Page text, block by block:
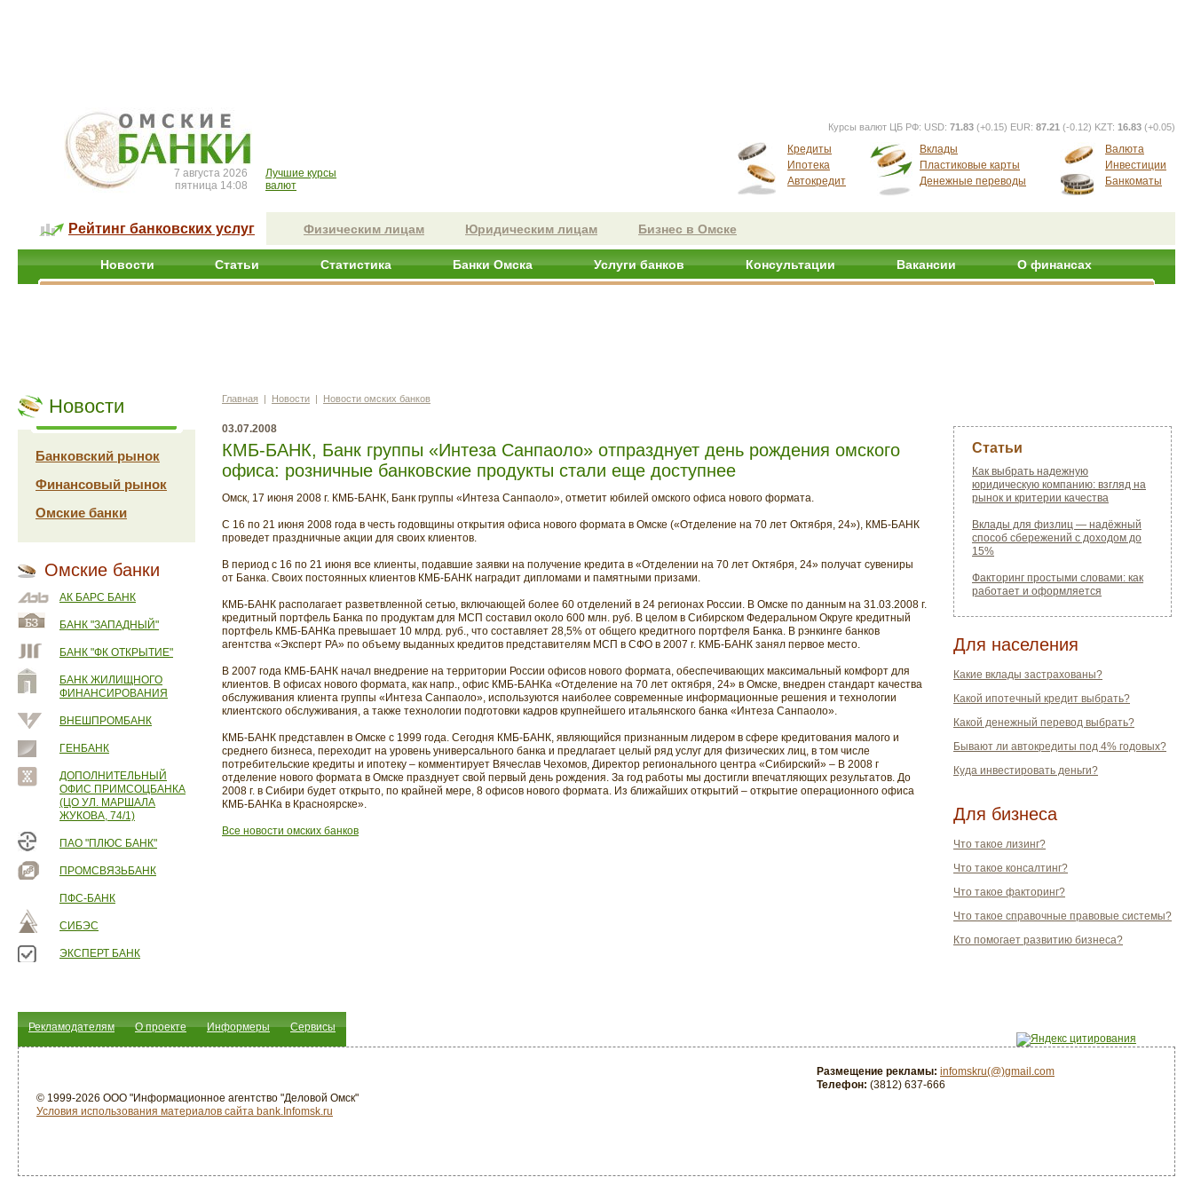
7 августа 2026
пятница 14:08
Лучшие курсы
валют
Курсы валют ЦБ РФ: USD: 71.83 (+0.15) EUR: 87.21 (-0.12) KZT: 16.83 (+0.05)
Кредиты
Ипотека
Автокредит
Вклады
Пластиковые карты
Денежные переводы
Валюта
Инвестиции
Банкоматы
Рейтинг банковских услуг Физическим лицам Юридическим лицам Бизнес в Омске
Новости Статьи Статистика Банки Омска Услуги банков Консультации Вакансии О финансах
Новости
Банковский рынок
Финансовый рынок
Омские банки
Омские банки
АК БАРС БАНК
БАНК "ЗАПАДНЫЙ"
БАНК "ФК ОТКРЫТИЕ"
БАНК ЖИЛИЩНОГО
ФИНАНСИРОВАНИЯ
ВНЕШПРОМБАНК
ГЕНБАНК
ДОПОЛНИТЕЛЬНЫЙ
ОФИС ПРИМСОЦБАНКА
(ЦО УЛ. МАРШАЛА
ЖУКОВА, 74/1)
ПАО "ПЛЮС БАНК"
ПРОМСВЯЗЬБАНК
ПФС-БАНК
СИБЭС
ЭКСПЕРТ БАНК
Главная | Новости | Новости омских банков
03.07.2008
КМБ-БАНК, Банк группы «Интеза Санпаоло» отпразднует день рождения омского
офиса: розничные банковские продукты стали еще доступнее
Омск, 17 июня 2008 г. КМБ-БАНК, Банк группы «Интеза Санпаоло», отметит юбилей омского офиса нового формата.
C 16 по 21 июня 2008 года в честь годовщины открытия офиса нового формата в Омске («Отделение на 70 лет Октября, 24»), КМБ-БАНК
проведет праздничные акции для своих клиентов.
В период с 16 по 21 июня все клиенты, подавшие заявки на получение кредита в «Отделении на 70 лет Октября, 24» получат сувениры
от Банка. Своих постоянных клиентов КМБ-БАНК наградит дипломами и памятными призами.
КМБ-БАНК располагает разветвленной сетью, включающей более 60 отделений в 24 регионах России. В Омске по данным на 31.03.2008 г.
кредитный портфель Банка по продуктам для МСП составил около 600 млн. руб. В целом в Сибирском Федеральном Округе кредитный
портфель КМБ-БАНКа превышает 10 млрд. руб., что составляет 28,5% от общего кредитного портфеля Банка. В рэнкинге банков
агентства «Эксперт РА» по объему выданных кредитов представителям МСП в СФО в 2007 г. КМБ-БАНК занял первое место.
В 2007 года КМБ-БАНК начал внедрение на территории России офисов нового формата, обеспечивающих максимальный комфорт для
клиентов. В офисах нового формата, как напр., офис КМБ-БАНКа «Отделение на 70 лет октября, 24» в Омске, внедрен стандарт качества
обслуживания клиента группы «Интеза Санпаоло», используются наиболее современные информационные решения и технологии
клиентского обслуживания, а также технологии подготовки кадров крупнейшего итальянского банка «Интеза Санпаоло».
КМБ-БАНК представлен в Омске с 1999 года. Сегодня КМБ-БАНК, являющийся признанным лидером в сфере кредитования малого и
среднего бизнеса, переходит на уровень универсального банка и предлагает целый ряд услуг для физических лиц, в том числе
потребительские кредиты и ипотеку – комментирует Вячеслав Чехомов, Директор регионального центра «Сибирский» – В 2008 г
отделение нового формата в Омске празднует свой первый день рождения. За год работы мы достигли впечатляющих результатов. До
2008 г. в Сибири будет открыто, по крайней мере, 8 офисов нового формата. Из ближайших открытий – открытие операционного офиса
КМБ-БАНКа в Красноярске».
Все новости омских банков
Статьи
Как выбрать надежную
юридическую компанию: взгляд на
рынок и критерии качества
Вклады для физлиц — надёжный
способ сбережений с доходом до
15%
Факторинг простыми словами: как
работает и оформляется
Для населения
Какие вклады застрахованы?
Какой ипотечный кредит выбрать?
Какой денежный перевод выбрать?
Бывают ли автокредиты под 4% годовых?
Куда инвестировать деньги?
Для бизнеса
Что такое лизинг?
Что такое консалтинг?
Что такое факторинг?
Что такое справочные правовые системы?
Кто помогает развитию бизнеса?
Рекламодателям О проекте Информеры Сервисы
© 1999-2026 ООО "Информационное агентство "Деловой Омск"
Условия использования материалов сайта bank.Infomsk.ru
Размещение рекламы: infomskru(@)gmail.com
Телефон: (3812) 637-666